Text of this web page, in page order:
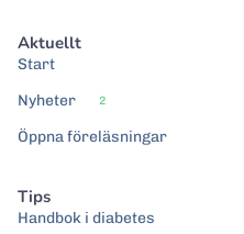
Aktuellt
Start
Nyheter
2
Öppna föreläsningar
Tips
Handbok i diabetes